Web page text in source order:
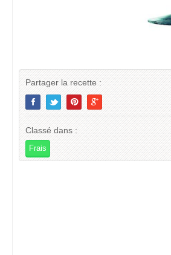
Partager la recette :
Classé dans :
Frais